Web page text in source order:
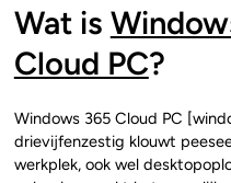
Wat is
Cloud PC?
Windows 365 Cloud PC
drievijfenzestig klouwt
werkplek, ook wel